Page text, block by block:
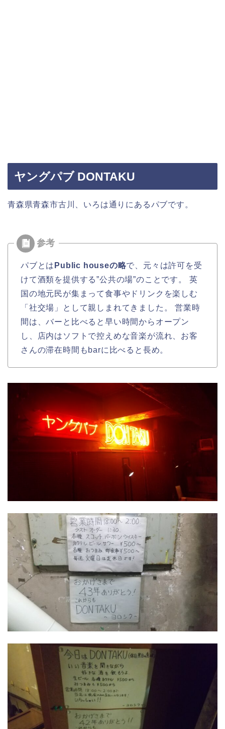
ヤングパブ DONTAKU
青森県青森市古川、いろは通りにあるパブです。
パブとは Public houseの略で、元々は許可を受
けて酒類を提供する”公共の場”のことです。 英
国の地元民が集まって食事やドリンクを楽しむ
「社交場」として親しまれてきました。 営業時
間は、バーと比べると早い時間からオープン
し、店内はソフトで控えめな音楽が流れ、お客
さんの滞在時間もbarに比べると長め。